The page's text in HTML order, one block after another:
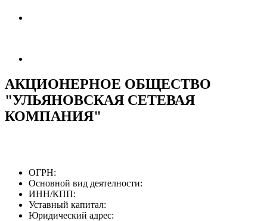
АКЦИОНЕРНОЕ ОБЩЕСТВО
"УЛЬЯНОВСКАЯ СЕТЕВАЯ
КОМПАНИЯ"
ОГРН:
Основной вид деятелности:
ИНН/КПП:
Уставный капитал:
Юридический адрес: